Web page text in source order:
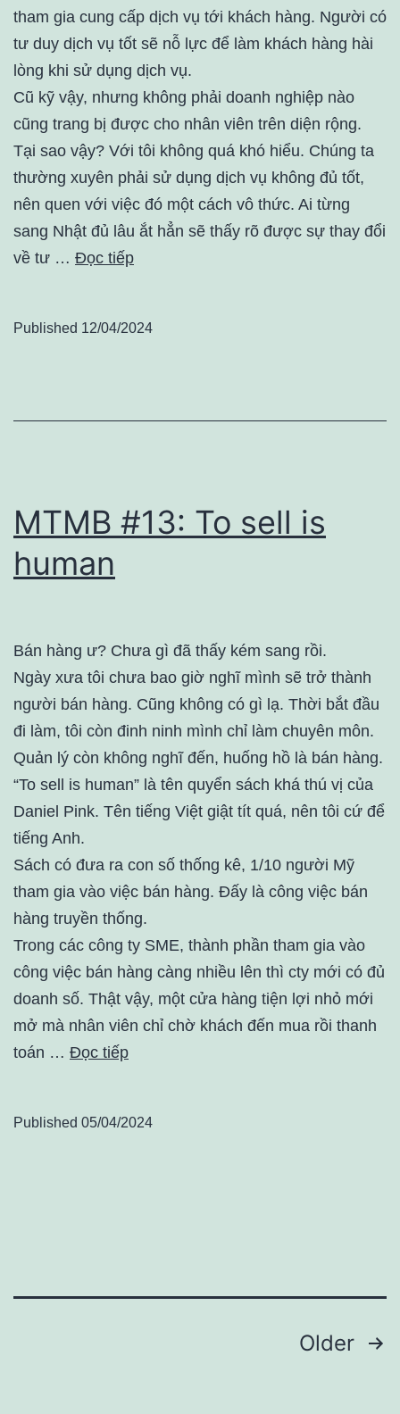
tham gia cung cấp dịch vụ tới khách hàng. Người có
tư duy dịch vụ tốt sẽ nỗ lực để làm khách hàng hài
lòng khi sử dụng dịch vụ.
Cũ kỹ vậy, nhưng không phải doanh nghiệp nào
cũng trang bị được cho nhân viên trên diện rộng.
Tại sao vậy? Với tôi không quá khó hiểu. Chúng ta
thường xuyên phải sử dụng dịch vụ không đủ tốt,
nên quen với việc đó một cách vô thức. Ai từng
sang Nhật đủ lâu ắt hẳn sẽ thấy rõ được sự thay đổi
về tư … Đọc tiếp
Published 12/04/2024
MTMB #13: To sell is
human
Bán hàng ư? Chưa gì đã thấy kém sang rồi.
Ngày xưa tôi chưa bao giờ nghĩ mình sẽ trở thành
người bán hàng. Cũng không có gì lạ. Thời bắt đầu
đi làm, tôi còn đinh ninh mình chỉ làm chuyên môn.
Quản lý còn không nghĩ đến, huống hồ là bán hàng.
“To sell is human” là tên quyển sách khá thú vị của
Daniel Pink. Tên tiếng Việt giật tít quá, nên tôi cứ để
tiếng Anh.
Sách có đưa ra con số thống kê, 1/10 người Mỹ
tham gia vào việc bán hàng. Đấy là công việc bán
hàng truyền thống.
Trong các công ty SME, thành phần tham gia vào
công việc bán hàng càng nhiều lên thì cty mới có đủ
doanh số. Thật vậy, một cửa hàng tiện lợi nhỏ mới
mở mà nhân viên chỉ chờ khách đến mua rồi thanh
toán … Đọc tiếp
Published 05/04/2024
Older